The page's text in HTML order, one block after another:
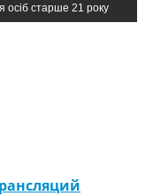
осіб старше 21 року